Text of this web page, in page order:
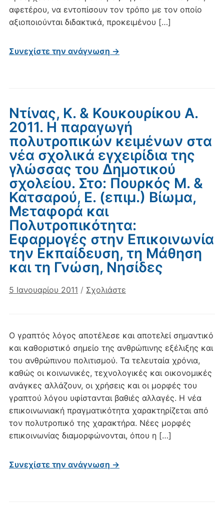
αφετέρου, να εντοπίσουν τον τρόπο με τον οποίο
αξιοποιούνται διδακτικά, προκειμένου […]
Συνεχίστε την ανάγνωση →
Ντίνας, Κ. & Κουκουρίκου Α.
2011. Η παραγωγή
πολυτροπικών κειμένων στα
νέα σχολικά εγχειρίδια της
γλώσσας του Δημοτικού
σχολείου. Στο: Πουρκός Μ. &
Κατσαρού, Ε. (επιμ.) Βίωμα,
Μεταφορά και
Πολυτροπικότητα:
Εφαρμογές στην Επικοινωνία
την Εκπαίδευση, τη Μάθηση
και τη Γνώση, Νησίδες
5 Ιανουαρίου 2011 / Σχολιάστε
Ο γραπτός λόγος αποτέλεσε και αποτελεί σημαντικό
και καθοριστικό σημείο της ανθρώπινης εξέλιξης και
του ανθρώπινου πολιτισμού. Τα τελευταία χρόνια,
καθώς οι κοινωνικές, τεχνολογικές και οικονομικές
ανάγκες αλλάζουν, οι χρήσεις και οι μορφές του
γραπτού λόγου υφίστανται βαθιές αλλαγές. Η νέα
επικοινωνιακή πραγματικότητα χαρακτηρίζεται από
τον πολυτροπικό της χαρακτήρα. Νέες μορφές
επικοινωνίας διαμορφώνονται, όπου η […]
Συνεχίστε την ανάγνωση →